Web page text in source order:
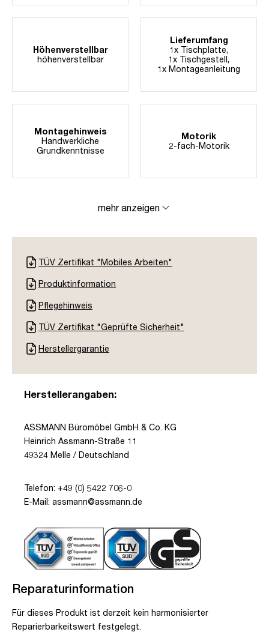
Höhenverstellbar
höhenverstellbar
Lieferumfang
1x Tischplatte,
1x Tischgestell,
1x Montageanleitung
Montagehinweis
Handwerkliche
Grundkenntnisse
Motorik
2-fach-Motorik
mehr anzeigen
TÜV Zertifikat "Mobiles Arbeiten"
Produktinformation
Pflegehinweis
TÜV Zertifikat "Geprüfte Sicherheit"
Herstellergarantie
Herstellerangaben:
ASSMANN Büromöbel GmbH & Co. KG
Heinrich Assmann-Straße 11
49324 Melle / Deutschland
Telefon: +49 (0) 5422 706-0
E-Mail: assmann@assmann.de
Reparaturinformation
Für dieses Produkt ist derzeit kein harmonisierter
Reparierbarkeitswert festgelegt.